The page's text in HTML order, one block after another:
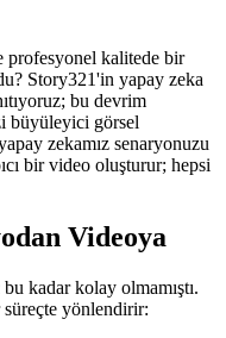
profesyonel kalitede bir
Story321'in yapay zeka
bu devrim
büyüleyici görsel
zekamız senaryonuzu
bir video oluşturur; hepsi
Videoya
kadar kolay olmamıştı.
yönlendirir: